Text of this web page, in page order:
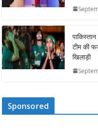
टीम की
खिलाड़ी
Sponsored